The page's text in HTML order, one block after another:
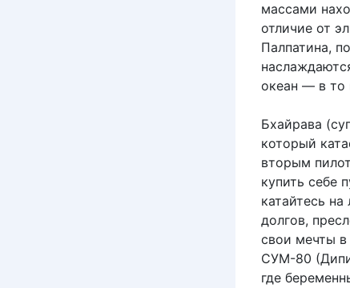
массами
отличие от
Палпатина,
океан — в то
Бхайрава
который
вторым
купить себе
катайтесь
долгов,
свои мечты в
СУМ-80
где